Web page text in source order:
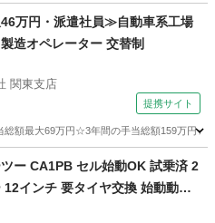
万円・派遣社員≫自動車系工場
造オペレーター 交替制
関東支店
提携サイト
額最大69万円☆3年間の手当総額159万円☆
ツー CA1PB セル始動OK 試乗済 2
12インチ 要タイヤ交換 始動動画